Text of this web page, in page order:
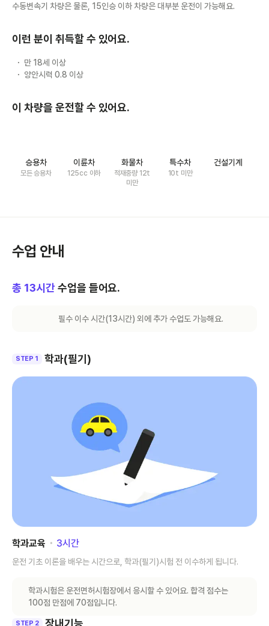
수동변속기 차량은 물론, 15인승 이하 차량은 대부분 운전이 가능해요.
이런 분이 취득할 수 있어요.
만 18세 이상
양안시력 0.8 이상
이 차량을 운전할 수 있어요.
승용차
모든 승용차
이륜차
125cc 이하
화물차
적재중량 12t
미만
특수차
10t 미만
건설기계
수업 안내
총 13시간 수업을 들어요.
필수 이수 시간(13시간) 외에 추가 수업도 가능해요.
STEP 1 학과(필기)
학과교육 ･ 3시간
운전 기초 이론을 배우는 시간으로, 학과(필기)시험 전 이수하게 됩니다.
학과시험은 운전면허시험장에서 응시할 수 있어요. 합격 점수는
100점 만점에 70점입니다.
STEP 2 장내기능